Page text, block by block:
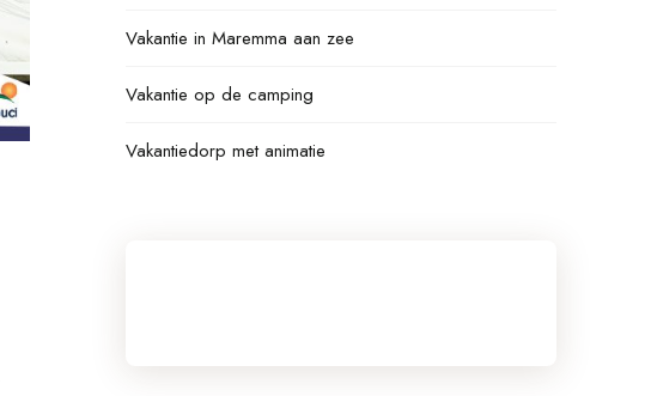
Vakantie in Maremma aan zee
Vakantie op de camping
Vakantiedorp met animatie